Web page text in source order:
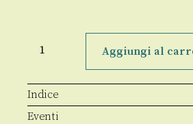
Sonnino
istituzioni
liberali
quantità
Aggiungi al
Indice
Eventi